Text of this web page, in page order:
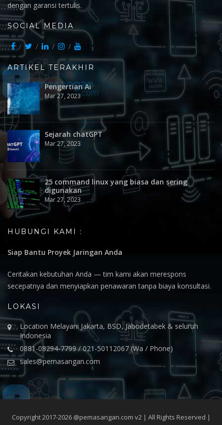
dengan garansi tertulis.
SOCIAL MEDIA
ARTIKEL TERAKHIR
Pengertian Ai
Mar 27, 2023
Sejarah chatGPT
Mar 27, 2023
25 command linux yang biasa dan sering
digunakan
Mar 27, 2023
HUBUNGI KAMI :
Siap Bantu Proyek Jaringan Anda
Ceritakan kebutuhan Anda — tim kami akan merespons
secepatnya dan menyiapkan penawaran tanpa biaya konsultasi.
LOKASI
Location Melayani Jakarta, BSD, Jabodetabek & seluruh
Indonesia
0881-08294-7799 / 021-50112067 (Wa / Phone)
sales@pemasangan.com
Copyright 2017-2026 @pemasangan.com v2 | All Rights Reserved |